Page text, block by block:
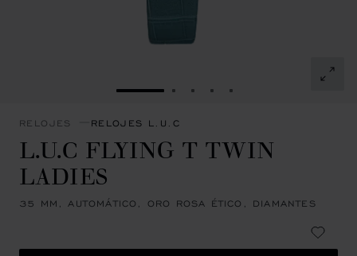
IR A LA DIAPOSITIVA 1
IR A LA DIAPOSITIVA 2
IR A LA DIAPOSITIVA 3
IR A LA DIAPOSITIVA
IR A LA
RELOJES RELOJES L.U.C
L.U.C FLYING T TWIN
LADIES
35 MM, AUTOMÁTICO, ORO ROSA ÉTICO, DIAMANTES